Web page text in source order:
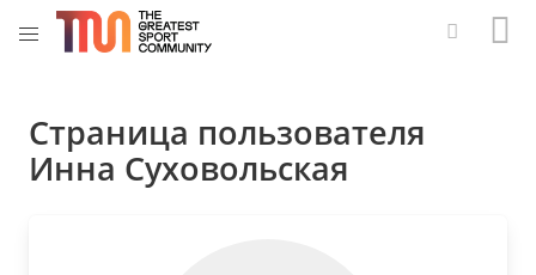
Страница пользователя
Инна Суховольская